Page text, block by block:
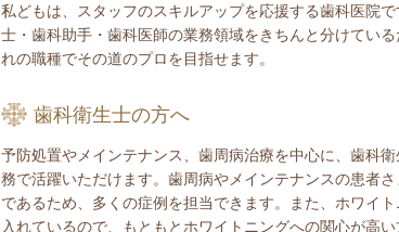
私どもは、スタッフのスキルアップを応援する歯科医院
士・歯科助手・歯科医師の業務領域をきちんと分けてい
れの職種でその道のプロを目指せます。
歯科衛生士の方へ
予防処置やメインテナンス、歯周病治療を中心に、歯科
務で活躍いただけます。歯周病やメインテナンスの患者さ
であるため、多くの症例を担当できます。また、ホワイ
入れているので、もともとホワイトニングへの関心が高